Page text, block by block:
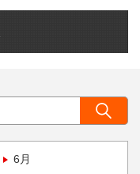
6月